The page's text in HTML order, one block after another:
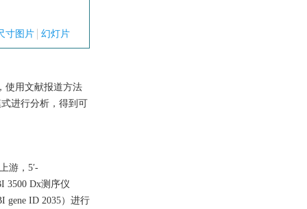
寸图片 幻灯片
使用文献报道方法
进行分析，得到可
游，5′-
3500 Dx测序仪
gene ID 2035）进行